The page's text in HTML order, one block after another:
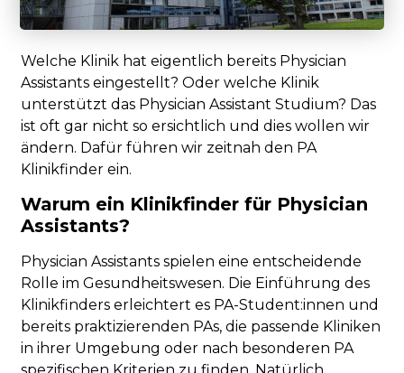
Welche Klinik hat eigentlich bereits Physician
Assistants eingestellt? Oder welche Klinik
unterstützt das Physician Assistant Studium? Das
ist oft gar nicht so ersichtlich und dies wollen wir
ändern. Dafür führen wir zeitnah den PA
Klinikfinder ein.
Warum ein Klinikfinder für Physician
Assistants?
Physician Assistants spielen eine entscheidende
Rolle im Gesundheitswesen. Die Einführung des
Klinikfinders erleichtert es PA-Student:innen und
bereits praktizierenden PAs, die passende Kliniken
in ihrer Umgebung oder nach besonderen PA